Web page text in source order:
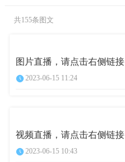
共155条图文
图片直播，请点击右侧链接
2023-06-15 11:24
视频直播，请点击右侧链接
2023-06-15 10:43